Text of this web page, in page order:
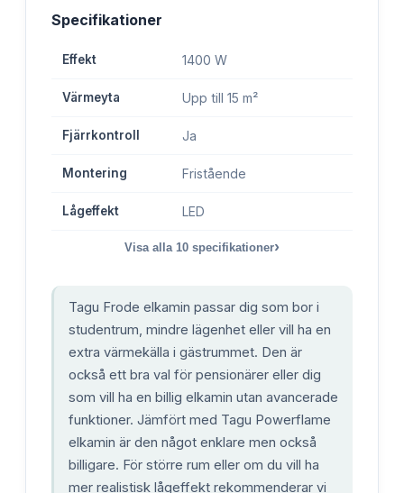
Specifikationer
Effekt 1400 W
Värmeyta Upp till 15 m²
Fjärrkontroll Ja
Montering Fristående
Lågeffekt LED
Visa alla 10 specifikationer›
Tagu Frode elkamin passar dig som bor i
studentrum, mindre lägenhet eller vill ha en
extra värmekälla i gästrummet. Den är
också ett bra val för pensionärer eller dig
som vill ha en billig elkamin utan avancerade
funktioner. Jämfört med Tagu Powerflame
elkamin är den något enklare men också
billigare. För större rum eller om du vill ha
mer realistisk lågeffekt rekommenderar vi